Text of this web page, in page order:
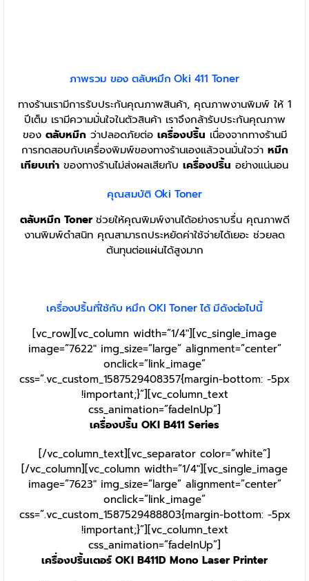
ภาพรวม ของ ตลับหมึก Oki 411 Toner
ทางร้านเรามีการรับประกันคุณภาพสินค้า, คุณภาพงานพิมพ์ ให้ 1
ปีเต็ม เรามีความมั่นใจในตัวสินค้า เราจึงกล้ารับประกันคุณภาพ
ของ ตลับหมึกว่าปลอดภัยต่อ เครื่องปริ้น เนื่องจากทางร้านมี
การทดสอบกับเครื่องพิมพ์ของทางร้านเองแล้วจนมั่นใจว่า หมึก
เทียบเท่า ของทางร้านไม่ส่งผลเสียกับ เครื่องปริ้น อย่างแน่นอน
คุณสมบัติ Oki Toner
ตลับหมึก Tonerช่วยให้คุณพิมพ์งานได้อย่างราบรื่น คุณภาพดี
งานพิมพ์ดำสนิท คุณสามารถประหยัดค่าใช้จ่ายได้เยอะ ช่วยลด
ต้นทุนต่อแผ่นได้สูงมาก
เครื่องปริ้นที่ใช้กับ หมึก OKI Toner ได้ มีดังต่อไปนี้
[vc_row][vc_column width=”1/4″][vc_single_image
image=”7622″ img_size=”large” alignment=”center”
onclick=”link_image”
css=”.vc_custom_1587529408357{margin-bottom: -5px
!important;}”][vc_column_text
css_animation=”fadeInUp”]
เครื่องปริ้น OKI B411 Series
[/vc_column_text][vc_separator color=”white”]
[/vc_column][vc_column width=”1/4″][vc_single_image
image=”7623″ img_size=”large” alignment=”center”
onclick=”link_image”
css=”.vc_custom_1587529488803{margin-bottom: -5px
!important;}”][vc_column_text
css_animation=”fadeInUp”]
เครื่องปริ้นเตอร์ OKI B411D Mono Laser Printer